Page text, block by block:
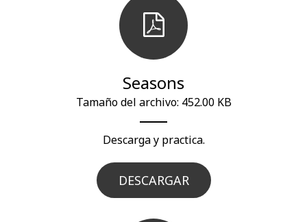
Seasons
Tamaño del archivo: 452.00 KB
Descarga y practica.
DESCARGAR